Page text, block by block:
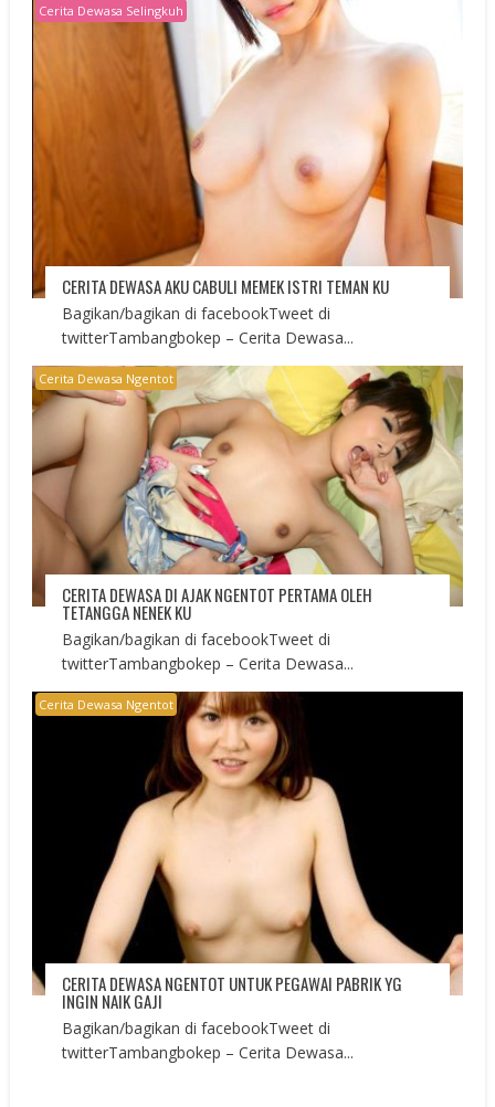
Cerita Dewasa Selingkuh
CERITA DEWASA AKU CABULI MEMEK ISTRI TEMAN KU
Bagikan/bagikan di facebookTweet di
twitterTambangbokep – Cerita Dewasa...
Cerita Dewasa Ngentot
CERITA DEWASA DI AJAK NGENTOT PERTAMA OLEH
TETANGGA NENEK KU
Bagikan/bagikan di facebookTweet di
twitterTambangbokep – Cerita Dewasa...
Cerita Dewasa Ngentot
CERITA DEWASA NGENTOT UNTUK PEGAWAI PABRIK YG
INGIN NAIK GAJI
Bagikan/bagikan di facebookTweet di
twitterTambangbokep – Cerita Dewasa...